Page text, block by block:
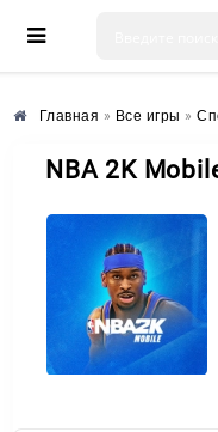
Главная » Все игры »
NBA 2K